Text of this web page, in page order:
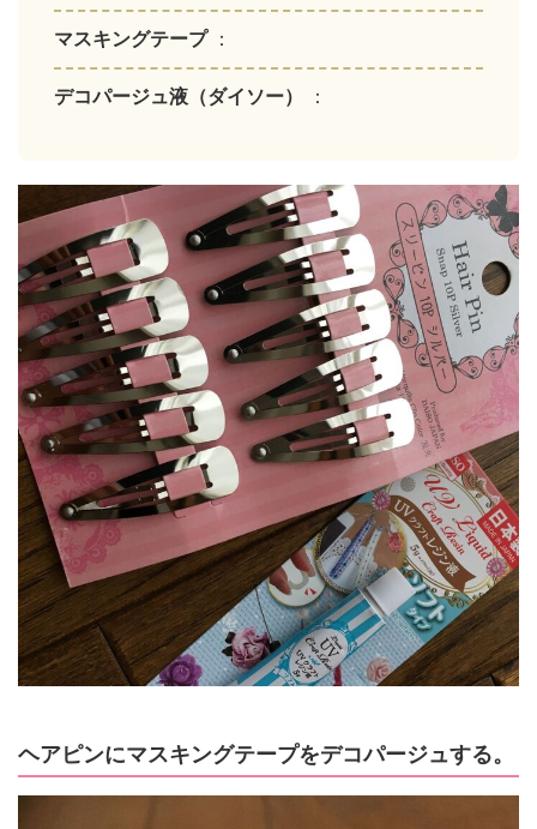
マスキングテープ ：
デコパージュ液（ダイソー） ：
ヘアピンにマスキングテープをデコパージュする。